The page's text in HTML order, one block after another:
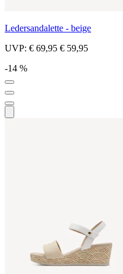
Ledersandalette - beige
UVP: € 69,95 € 59,95
-14 %